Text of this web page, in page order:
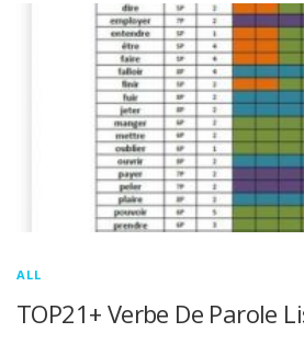
ALL
TOP21+ Verbe De Parole